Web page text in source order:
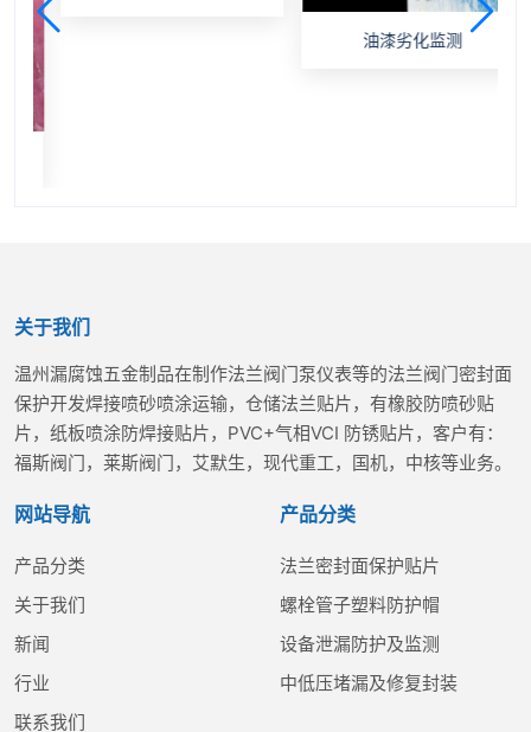
油漆劣化监测
关于我们
温州漏腐蚀五金制品在制作法兰阀门泵仪表等的法兰阀门密封面
保护开发焊接喷砂喷涂运输，仓储法兰贴片，有橡胶防喷砂贴
片，纸板喷涂防焊接贴片，PVC+气相VCI 防锈贴片，客户有：
福斯阀门，莱斯阀门，艾默生，现代重工，国机，中核等业务。
网站导航
产品分类
关于我们
新闻
行业
联系我们
产品分类
法兰密封面保护贴片
螺栓管子塑料防护帽
设备泄漏防护及监测
中低压堵漏及修复封装